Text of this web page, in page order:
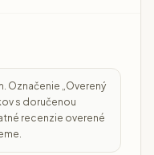
vhodná do